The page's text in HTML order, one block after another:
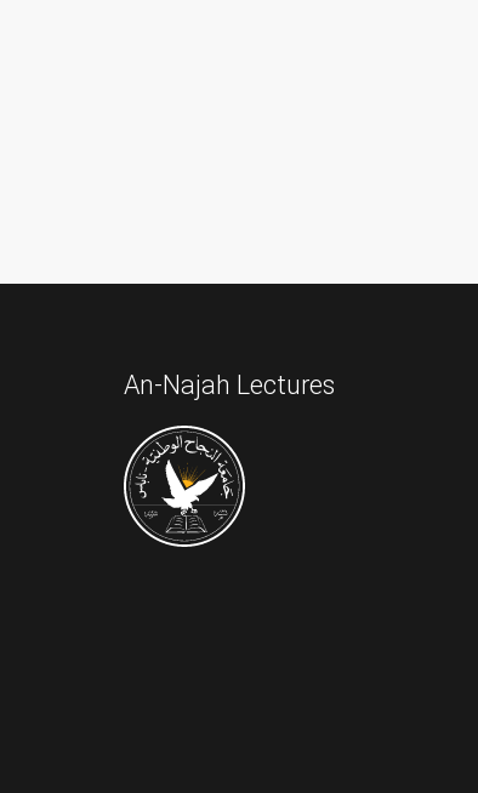
An-Najah Lectures